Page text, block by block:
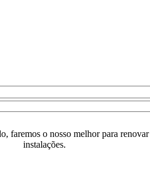
o nosso melhor para
instalações.